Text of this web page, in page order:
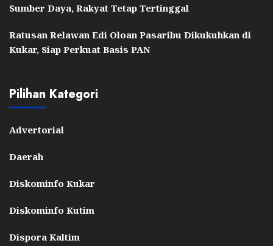
Sumber Daya, Rakyat Tetap Tertinggal
Ratusan Relawan Edi Oloan Pasaribu Dikukuhkan di
Kukar, Siap Perkuat Basis PAN
Pilihan Kategori
Advertorial
Daerah
Diskominfo Kukar
Diskominfo Kutim
Dispora Kaltim